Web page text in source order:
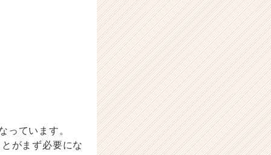
っています。
がまず必要にな